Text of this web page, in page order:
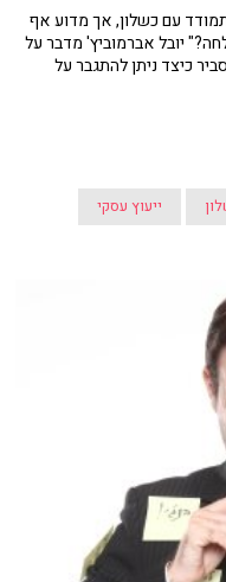
עם כשלון, אך מדוע אף
יובל אברמוביץ' מדבר על
כיצד ניתן להתגבר על
ייעוץ עסקי